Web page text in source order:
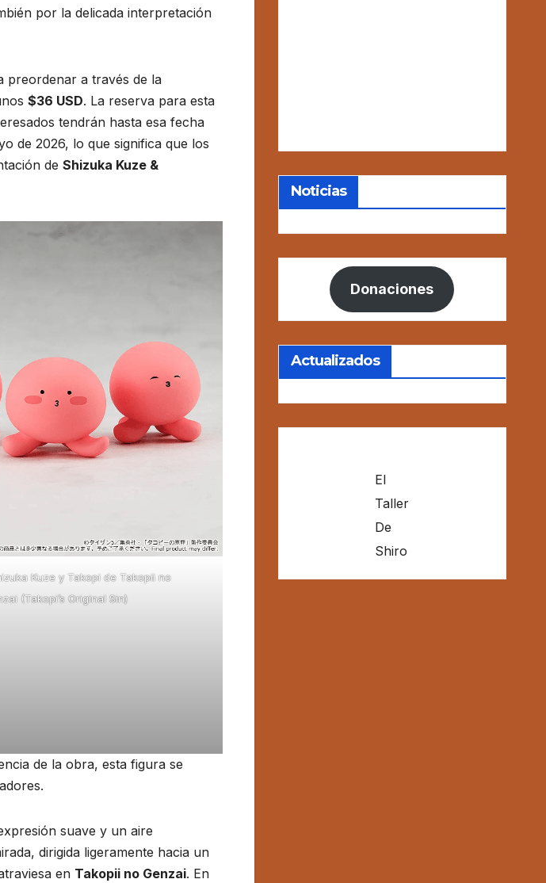
por la delicada interpretación
preordenar a través de la
$36 USD. La reserva para esta
tendrán hasta esa fecha
de 2026, lo que significa que los
de Shizuka Kuze &
Kuze y Takopi de Takopii no
(Takopi’s Original Sin)
de la obra, esta figura se
suave y un aire
dirigida ligeramente hacia un
en Takopii no Genzai. En
Noticias
Donaciones
Actualizados
El
Taller
De
Shiro